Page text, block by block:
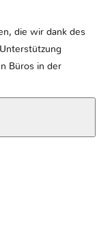
die wir dank des
Büros in der